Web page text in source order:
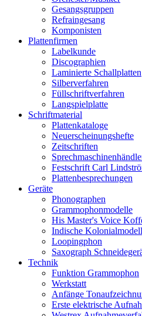
Gesangsgruppen
Refraingesang
Komponisten
Plattenfirmen
Labelkunde
Discographien
Laminierte Schallplatten
Silberverfahren
Füllschriftverfahren
Langspielplatte
Schriftmaterial
Plattenkataloge
Neuerscheinungshefte
Zeitschriften
Festschrift Carl
Plattenbesprechungen
Geräte
Phonographen
Grammophonmodelle
His Master's Voice
Indische
Loopingphon
Saxograph
Technik
Funktion Grammophon
Werkstatt
Anfänge
Erste elektrische